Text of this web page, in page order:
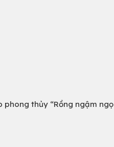
phong thủy “Rồng ngậm